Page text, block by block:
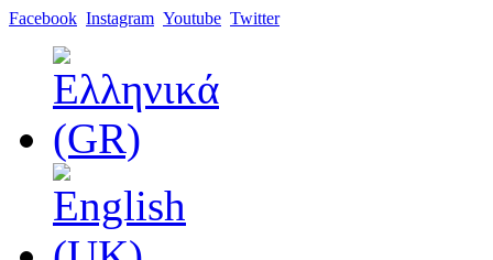
Facebook Instagram Youtube Twitter